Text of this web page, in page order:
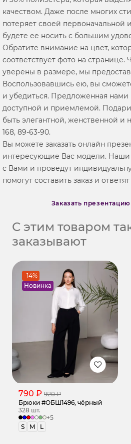
качеством. Даже после многих
потеряет своей первоначальной
будете ее носить с большим
Обратите внимание на цвет,
соответствует фото на
уверены в размере, мы
Воспользовавшись ею, вы
и убедиться. Предложенная нами
доступной и приемлемой.
быть элегантной, женственной и
168, 89-63-90.
Вы можете заказать онлайн
интересующие Вас модели.
с Вами и проведут
помогут составить заказ и
Заказать
С этим товаром
заказывают
-14%
Новинка
790 ₽ 920 ₽
Брюки #ОБШ1496, чёрный
328 шт.
+5
S
M L